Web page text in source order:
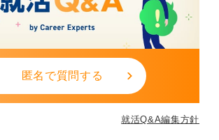
匿名で質問する
就活Q&A編集方針